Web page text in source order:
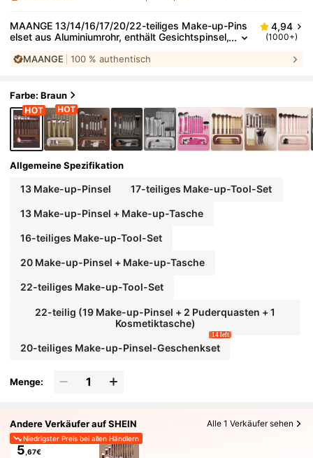
MAANGE 13/14/16/17/20/22-teiliges Make-up-Pins
elset aus Aluminiumrohr, enthält Gesichtspinsel,
idschattenpinsel, Augenbrauenpinsel, Verblendpins
lichen Gebrauch und Reisen, perfektes Make-up-W
erkzeug-Geschenkset, professionell
4,94
(1000+)
MAANGE 100 % authentisch
Farbe: Braun
Allgemeine Spezifikation
13 Make-up-Pinsel 17-teiliges Make-up-Tool-Set
13 Make-up-Pinsel + Make-up-Tasche
16-teiliges Make-up-Tool-Set
20 Make-up-Pinsel + Make-up-Tasche
22-teiliges Make-up-Tool-Set
22-teilig (19 Make-up-Pinsel + 2 Puderquasten + 1
Kosmetiktasche)
20-teiliges Make-up-Pinsel-Geschenkset
14 left
Menge:
Andere Verkäufer auf SHEIN Alle 1 Verkäufer sehen
Niedrigster Preis bei allen Händlern
5 ,67€